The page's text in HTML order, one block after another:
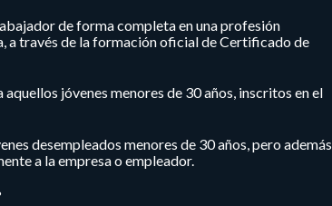
de forma completa en una profesión
a través de la formación oficial de Certificado de
jóvenes menores de 30 años, inscritos en el
desempleados menores de 30 años, pero además
a la empresa o empleador.